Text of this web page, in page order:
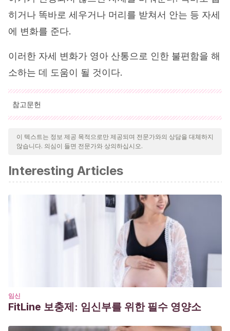
히거나 똑바로 세우거나 머리를 받쳐서 안는 등 자세
에 변화를 준다.
이러한 자세 변화가 영아 산통으로 인한 불편함을 해
소하는 데 도움이 될 것이다.
참고문헌
인용된 모든 출처는 우리 팀에 의해 집요하게 검토되어 질의의 질,
신뢰성, 시대에 맞음 및 타당성을 보장하기 위해 처리되었습니다.
이 문서의 참고 문헌은 신뢰성이 있으며 학문적 또는 과학적으로 정
Ortega Páez E., Barroso Espadero D.
lactante. Rev Pediatr Aten Primaria. 2013; 15 (23): 81-87.
http://scielo.isciii.es/scielo.php?
script=sci_arttext&pid=S1139-
76322013000300009&lng=en&nrm=iso&tlng=en.
(2015).
Opciones de tratamiento
Pediatría. 2015; 48 (3).
https://www.researchgate.net/publication/
Banks SSC, Ceratto S, Savino F . Dietary modifications for
이 텍스트는 정보 제공 목적으로만 제공되며 전문가와의 상담을 대체하지
않습니다. 의심이 들면 전문가와 상의하십시오.
Interesting Articles
임신
FitLine 보충제: 임신부를 위한 필수 영양소